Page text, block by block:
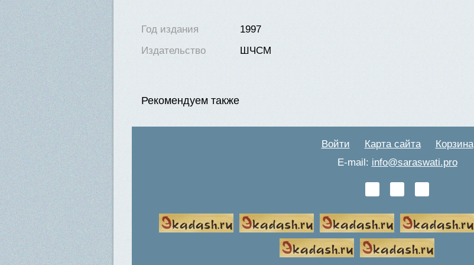
Год издания
1997
Издательство
ШЧСМ
Рекомендуем также
Войти Карта сайта
Корзина
E-mail: info@saraswati.pro